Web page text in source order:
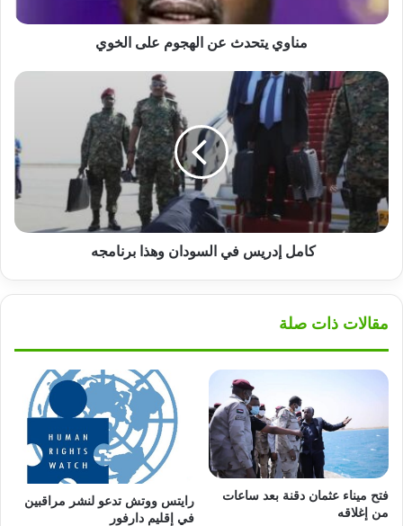
مناوي يتحدث عن الهجوم على الخوي
كامل
إدريس
في
السودان
وهذا
برنامجه
كامل إدريس في السودان وهذا برنامجه
مقالات ذات صلة
فتح ميناء عثمان دقنة بعد ساعات
من إغلاقه
رايتس ووتش تدعو لنشر مراقبين
في إقليم دارفور